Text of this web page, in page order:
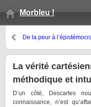
Morbleu !
De la peur à
La vérité
méthodique et
D’un côté, Descartes
connaissance, n’est